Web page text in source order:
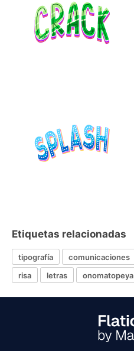
Etiquetas relacionadas
tipografía comunicaciones
risa
letras onomatopeya